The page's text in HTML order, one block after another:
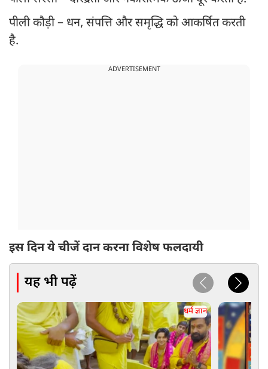
पीली कौड़ी – धन, संपत्ति और समृद्धि को आकर्षित करती
है.
ADVERTISEMENT
इस दिन ये चीजें दान करना विशेष फलदायी
यह भी पढ़ें
धर्म ज्ञान